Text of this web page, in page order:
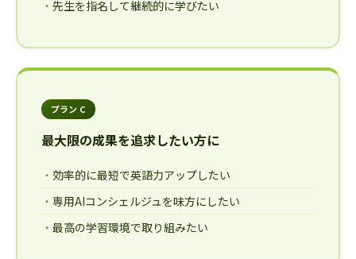
先生を指名して継続的に学びたい
プラン C
最大限の成果を追求したい方に
効率的に最短で英語力アップしたい
専用AIコンシェルジュを味方にしたい
最高の学習環境で取り組みたい